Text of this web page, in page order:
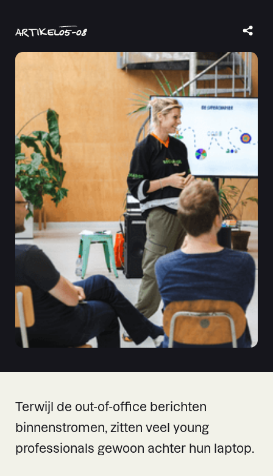
ARTIKEL05-08
Terwijl de out-of-office berichten
binnenstromen, zitten veel young
professionals gewoon achter hun laptop.